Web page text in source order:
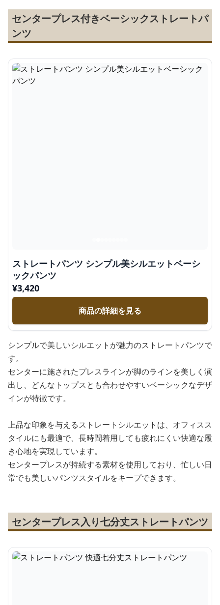
センタープレス付きベーシックストレートパ
ンツ
ストレートパンツ シンプル美シルエットベーシ
ックパンツ
¥3,420
商品の詳細を見る
シンプルで美しいシルエットが魅力のストレートパンツで
す。
センターに施されたプレスラインが脚のラインを美しく演
出し、どんなトップスとも合わせやすいベーシックなデザ
インが特徴です。
上品な印象を与えるストレートシルエットは、オフィスス
タイルにも最適で、長時間着用しても疲れにくい快適な履
き心地を実現しています。
センタープレスが持続する素材を使用しており、忙しい日
常でも美しいパンツスタイルをキープできます。
センタープレス入り七分丈ストレートパンツ